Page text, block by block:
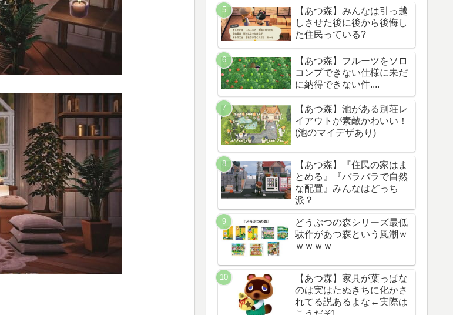
【あつ森】みんなは引っ越
しさせた後に後から後悔し
た住民っている?
【あつ森】フルーツをソロ
コンプできない仕様に未だ
に納得できない件....
【あつ森】池がある別荘レ
イアウトが素敵かわいい！
(池のマイデザあり)
【あつ森】『住民の家はま
とめる』『バラバラで自然
な配置』みんなはどっち
派？
どうぶつの森シリーズ最低
駄作があつ森という風潮ｗ
ｗｗｗｗ
【あつ森】家具が葉っぱな
のは実はたぬきちに化かさ
れてる説あるよな←実際は